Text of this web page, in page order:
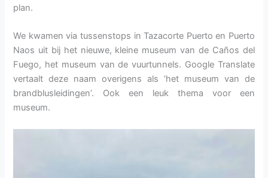
plan.
We kwamen via tussenstops in Tazacorte Puerto en Puerto
Naos uit bij het nieuwe, kleine museum van de Caños del
Fuego, het museum van de vuurtunnels. Google Translate
vertaalt deze naam overigens als ‘het museum van de
brandblusleidingen’. Ook een leuk thema voor een
museum.